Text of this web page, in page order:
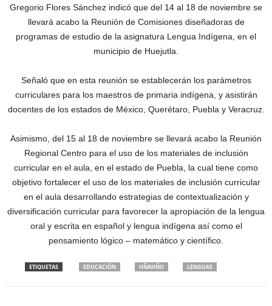
Gregorio Flores Sánchez indicó que del 14 al 18 de noviembre se
llevará acabo la Reunión de Comisiones diseñadoras de
programas de estudio de la asignatura Lengua Indígena, en el
municipio de Huejutla.
Señaló que en esta reunión se establecerán los parámetros
curriculares para los maestros de primaria indígena, y asistirán
docentes de los estados de México, Querétaro, Puebla y Veracruz.
Asimismo, del 15 al 18 de noviembre se llevará acabo la Reunión
Regional Centro para el uso de los materiales de inclusión
curricular en el aula, en el estado de Puebla, la cual tiene como
objetivo fortalecer el uso de los materiales de inclusión curricular
en el aula desarrollando estrategias de contextualización y
diversificación curricular para favorecer la apropiación de la lengua
oral y escrita en español y lengua indígena así como el
pensamiento lógico – matemático y científico.
ETIQUETAS EDUCACIÓN HÑAHÑU LENGUAS